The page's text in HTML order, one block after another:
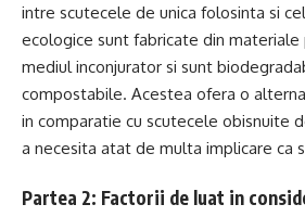
intre scutecele de unica folosinta si
ecologice sunt fabricate din materiale
mediul inconjurator si sunt
compostabile. Acestea ofera o
in comparatie cu scutecele obisnuite
a necesita atat de multa implicare ca
Partea 2: Factorii de luat in